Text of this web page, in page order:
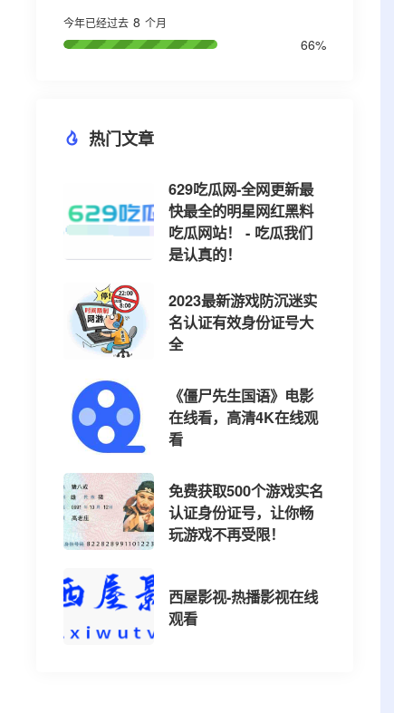
今年已经过去 8 个月
66%
热门文章
629吃瓜网-全网更新最
快最全的明星网红黑料
吃瓜网站！ - 吃瓜我们
是认真的！
2023最新游戏防沉迷实
名认证有效身份证号大
全
《僵尸先生国语》电影
在线看，高清4K在线观
看
免费获取500个游戏实名
认证身份证号，让你畅
玩游戏不再受限！
西屋影视-热播影视在线
观看